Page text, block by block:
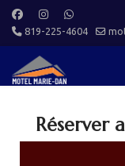
819-225-4604
Réserver